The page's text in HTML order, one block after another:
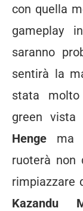
con quella
gameplay
saranno
sentirà la
stata
green
Henge ma
ruoterà non
rimpiazzare
Kazandu